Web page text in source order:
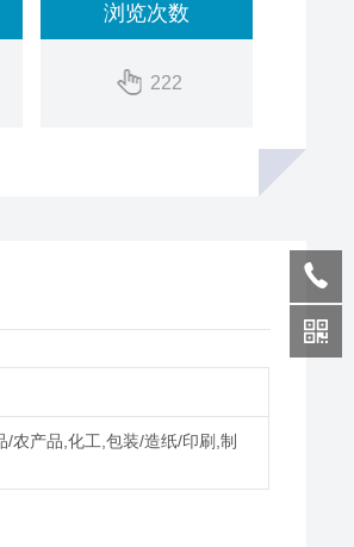
浏览次数
222
/农产品,化工,包装/造纸/印刷,制